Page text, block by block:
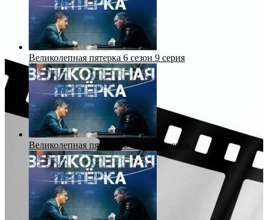
Великолепная пятерка 6 сезон 9 серия
Великолепная пятерка 6 сезон 10 серия